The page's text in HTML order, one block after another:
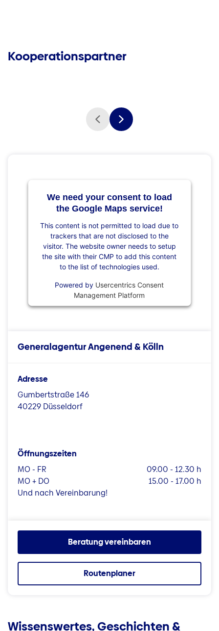
Kooperationspartner
We need your consent to load
the Google Maps service!
This content is not permitted to load due to
trackers that are not disclosed to the
visitor. The website owner needs to setup
the site with their CMP to add this content
to the list of technologies used.
Powered by Usercentrics Consent
Management Platform
Generalagentur Angenend & Kölln
Adresse
Gumbertstraße 146
40229 Düsseldorf
Öffnungszeiten
MO - FR
09.00 - 12.30 h
MO + DO
15.00 - 17.00 h
Und nach Vereinbarung!
Beratung vereinbaren
Routenplaner
Wissenswertes, Geschichten &